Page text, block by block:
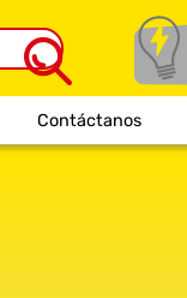
Contáctanos